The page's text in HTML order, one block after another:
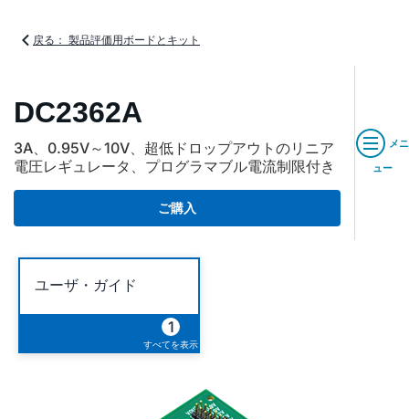
戻る： 製品評価用ボードとキット
DC2362A
3A、0.95V～10V、超低ドロップアウトのリニア
電圧レギュレータ、プログラマブル電流制限付き
ご購入
メニ
ュー
ユーザ・ガイド
1
すべてを表示